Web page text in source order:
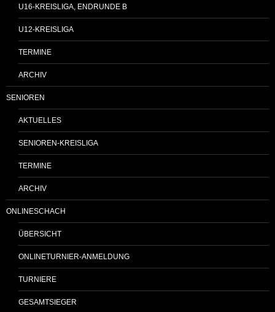
U16-KREISLIGA, ENDRUNDE B
U12-KREISLIGA
TERMINE
ARCHIV
SENIOREN
AKTUELLES
SENIOREN-KREISLIGA
TERMINE
ARCHIV
ONLINESCHACH
ÜBERSICHT
ONLINETURNIER-ANMELDUNG
TURNIERE
GESAMTSIEGER